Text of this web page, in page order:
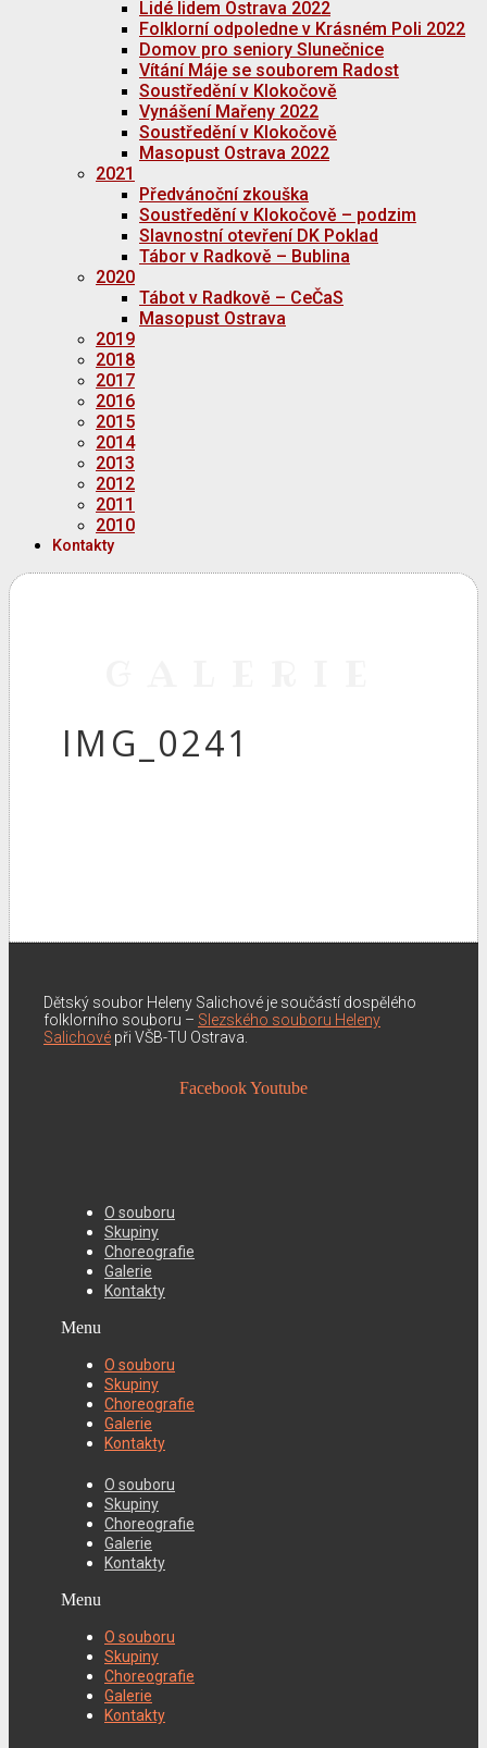
Lidé lidem Ostrava 2022
Folklorní odpoledne v Krásném Poli 2022
Domov pro seniory Slunečnice
Vítání Máje se souborem Radost
Soustředění v Klokočově
Vynášení Mařeny 2022
Soustředění v Klokočově
Masopust Ostrava 2022
2021
Předvánoční zkouška
Soustředění v Klokočově – podzim
Slavnostní otevření DK Poklad
Tábor v Radkově – Bublina
2020
Tábot v Radkově – CeČaS
Masopust Ostrava
2019
2018
2017
2016
2015
2014
2013
2012
2011
2010
Kontakty
IMG_0241
Dětský soubor Heleny Salichové je součástí dospělého
folklorního souboru – Slezského souboru Heleny
Salichové při VŠB-TU Ostrava.
FacebookYoutube
O souboru
Skupiny
Choreografie
Galerie
Kontakty
Menu
O souboru
Skupiny
Choreografie
Galerie
Kontakty
O souboru
Skupiny
Choreografie
Galerie
Kontakty
Menu
O souboru
Skupiny
Choreografie
Galerie
Kontakty